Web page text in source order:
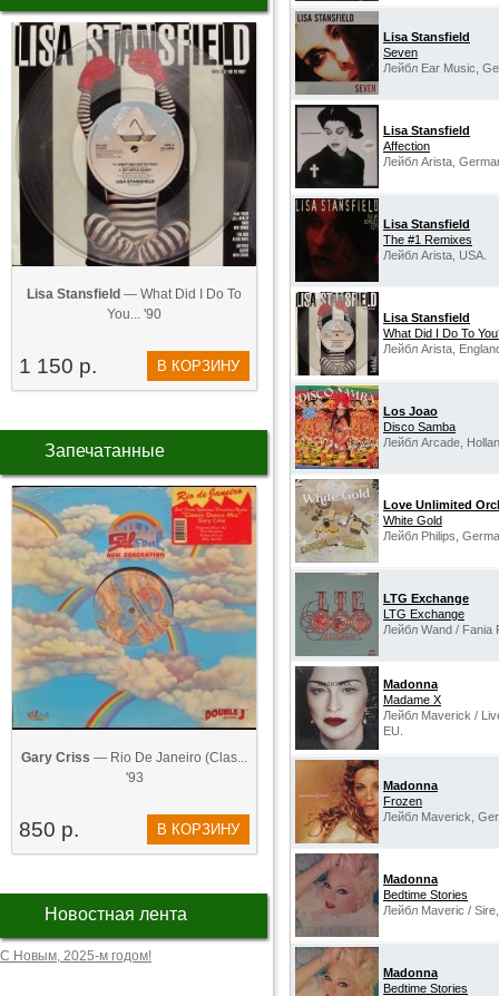
Lisa Stansfield — What Did I Do To
You... '90
1 150 р. В КОРЗИНУ
Запечатанные
Gary Criss — Rio De Janeiro (Clas...
'93
850 р. В КОРЗИНУ
Новостная лента
С Новым, 2025-м годом!
Lisa Stansfield
Seven
Лейбл Ear Music,
Lisa Stansfield
Affection
Лейбл Arista,
Lisa Stansfield
The #1 Remixes
Лейбл Arista, USA.
Lisa Stansfield
What Did I Do To
Лейбл Arista,
Los Joao
Disco Samba
Лейбл Arcade,
Love Unlimited
White Gold
Лейбл Philips,
LTG Exchange
LTG Exchange
Лейбл Wand ‎/ Fania
Madonna
Madame X
Лейбл Maverick /
EU.
Madonna
Frozen
Лейбл Maverick,
Madonna
Bedtime Stories
Лейбл Maveric /
Madonna
Bedtime Stories